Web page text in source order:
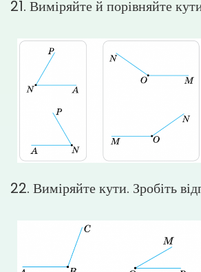
21. Виміряйте й порівняйте
22. Виміряйте кути. Зробіть